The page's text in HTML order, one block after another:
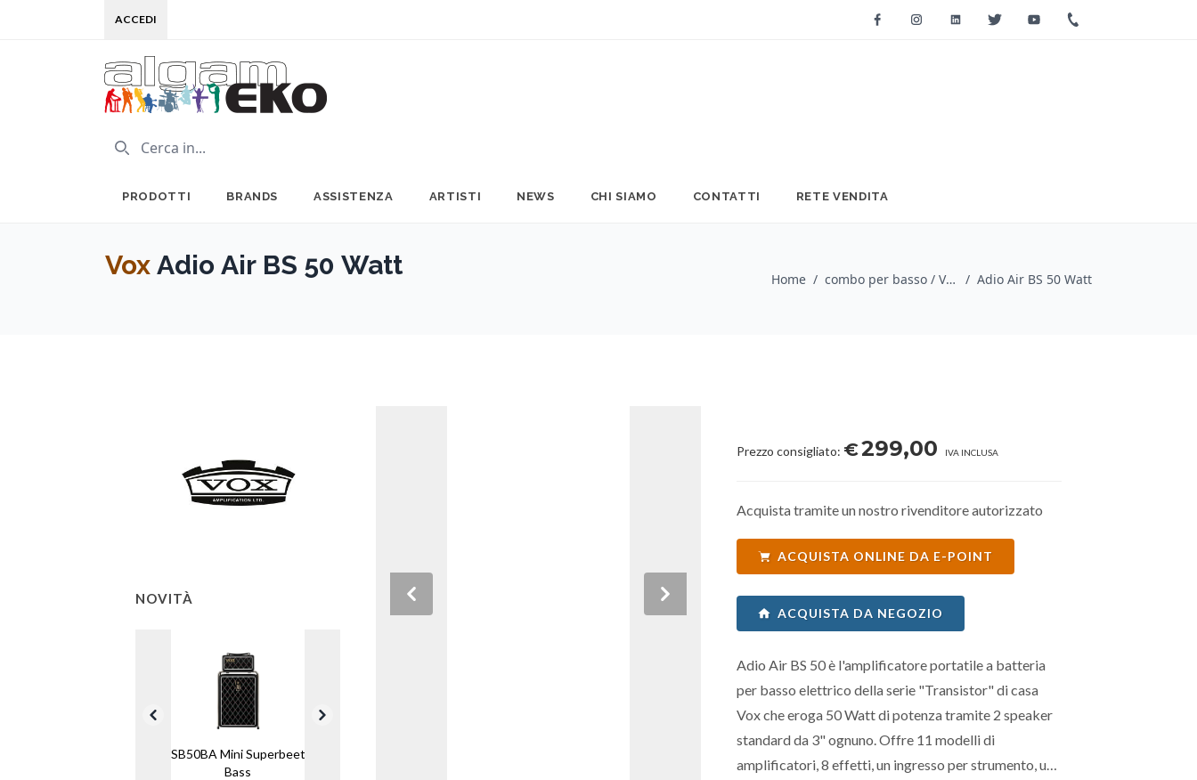
ACCEDI FacebookInstagramLinkedinTwitter Youtube
PRODOTTI BRANDS ASSISTENZA ARTISTI NEWS CHI SIAMO CONTATTI RETE VENDITA
Vox Adio Air BS 50 Watt Home / combo per basso / Vox / Adio Air BS 50 Watt
NOVITÀ
MSB50BA Mini Superbeetle
Bass
Previous Next
Prezzo consigliato: €299,00 IVA INCLUSA
Acquista tramite un nostro rivenditore autorizzato
ACQUISTA ONLINE DA E-POINT
ACQUISTA DA NEGOZIO
Adio Air BS 50 è l'amplificatore portatile a batteria
per basso elettrico della serie "Transistor" di casa
Vox che eroga 50 Watt di potenza tramite 2 speaker
standard da 3" ognuno. Offre 11 modelli di
amplificatori, 8 effetti, un ingresso per strumento, un